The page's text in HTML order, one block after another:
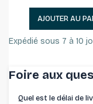
AJOUTER AU
Expédié sous 7 à 10
Foire aux
Quel est le délai de